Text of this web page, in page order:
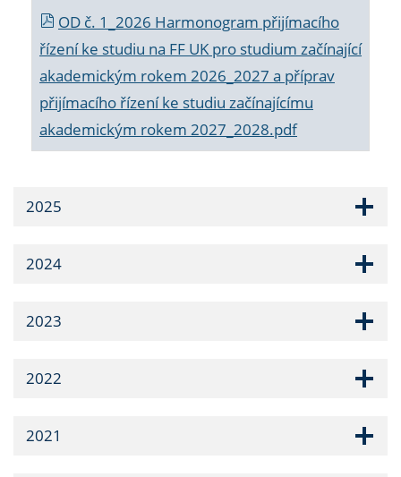
OD č. 1_2026 Harmonogram přijímacího
řízení ke studiu na FF UK pro studium začínající
akademickým rokem 2026_2027 a příprav
přijímacího řízení ke studiu začínajícímu
akademickým rokem 2027_2028.pdf
2025
2024
2023
2022
2021